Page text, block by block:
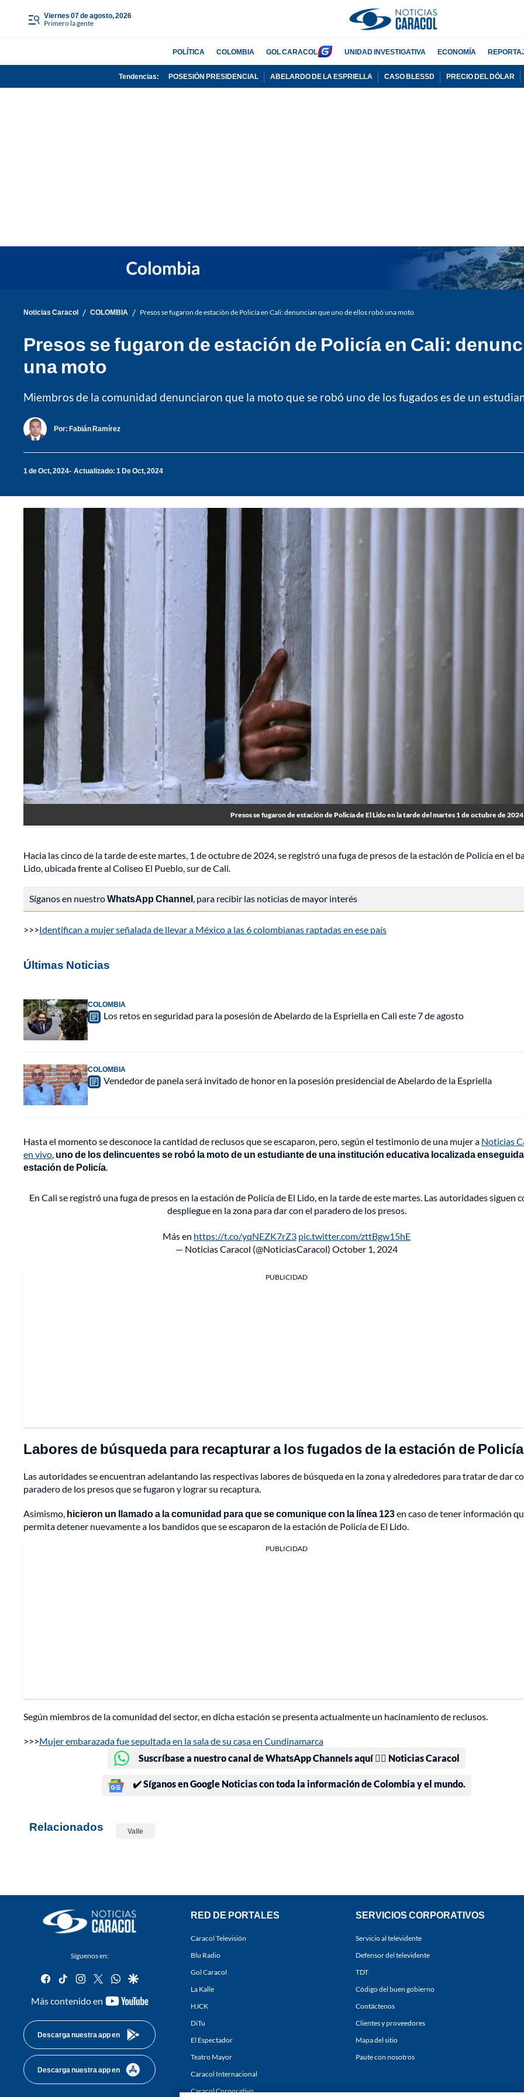
viernes 07 de agosto, 2026
Primero la gente
POLÍTICA COLOMBIA GOL CARACOL UNIDAD INVESTIGATIVA ECONOMÍA
Tendencias: POSESIÓN PRESIDENCIAL ABELARDO DE LA ESPRIELLA CASO BLESSD PRECIO DEL DÓLAR
Noticias Caracol / COLOMBIA / Presos se fugaron de estación de Policía en Cali: denuncian que uno de ellos robó una moto
Presos se fugaron de estación de Policía en Cali:
una moto
Miembros de la comunidad denunciaron que la moto que se robó uno de los fugados es de un
Por: Fabián Ramírez
1 de Oct, 2024 Actualizado: 1 De Oct, 2024
Presos se fugaron de estación de Policía de El Lido en la tarde del martes 1 de octubre de 2024
Hacia las cinco de la tarde de este martes, 1 de octubre de 2024, se registró una fuga de presos de la estación de Policía en el
Lido, ubicada frente al Coliseo El Pueblo, sur de Cali.
Síganos en nuestroWhatsApp Channel, para recibir las noticias de mayor interés
>>>Identifican a mujer señalada de llevar a México a las 6 colombianas raptadas en ese país
Últimas Noticias
COLOMBIA
Los retos en seguridad para la posesión de Abelardo de la Espriella en Cali este 7 de agosto
COLOMBIA
Vendedor de panela será invitado de honor en la posesión presidencial de Abelardo de la Espriella
Hasta el momento se desconoce la cantidad de reclusos que se escaparon, pero, según el testimonio de una mujer a Noticias
en vivo, uno de los delincuentes se robó la moto de un estudiante de una institución educativa localizada
estación de Policía.
En Cali se registró una fuga de presos en la estación de Policía de El Lido, en la tarde de este martes. Las autoridades siguen
despliegue en la zona para dar con el paradero de los presos.
Más en https://t.co/yqNEZK7rZ3 pic.twitter.com/zttBgw15hE
— Noticias Caracol (@NoticiasCaracol) October 1, 2024
PUBLICIDAD
Labores de búsqueda para recapturar a los fugados de la estación de Policía
Las autoridades se encuentran adelantando las respectivas labores de búsqueda en la zona y alrededores para tratar de dar
paradero de los presos que se fugaron y lograr su recaptura.
Asimismo, hicieron un llamado a la comunidad para que se comunique con la línea 123en caso de tener información
permita detener nuevamente a los bandidos que se escaparon de la estación de Policía de El Lido.
PUBLICIDAD
Según miembros de la comunidad del sector, en dicha estación se presenta actualmente un hacinamiento de reclusos.
>>>Mujer embarazada fue sepultada en la sala de su casa en Cundinamarca
Suscríbase a nuestro canal de WhatsApp Channels aquí 👉🏻 Noticias Caracol
✔️ Síganos en Google Noticias con toda la información de Colombia y el mundo.
Relacionados Valle
Síguenos en:
facebook
tiktok instagram
twitterwhatsapp
google
Más contenido en
youtube-
Descarga nuestra app en
Descarga nuestra app en
RED DE PORTALES
Caracol Televisión
Blu Radio
Gol Caracol
La Kalle
HJCK
DiTu
El Espectador
Teatro Mayor
Caracol Internacional
Caracol Corporativo
SERVICIOS CORPORATIVOS
Servicio al televidente
Defensor del televidente
TDT
Código del buen gobierno
Contáctenos
Clientes y proveedores
Mapa del sitio
Paute con nosotros